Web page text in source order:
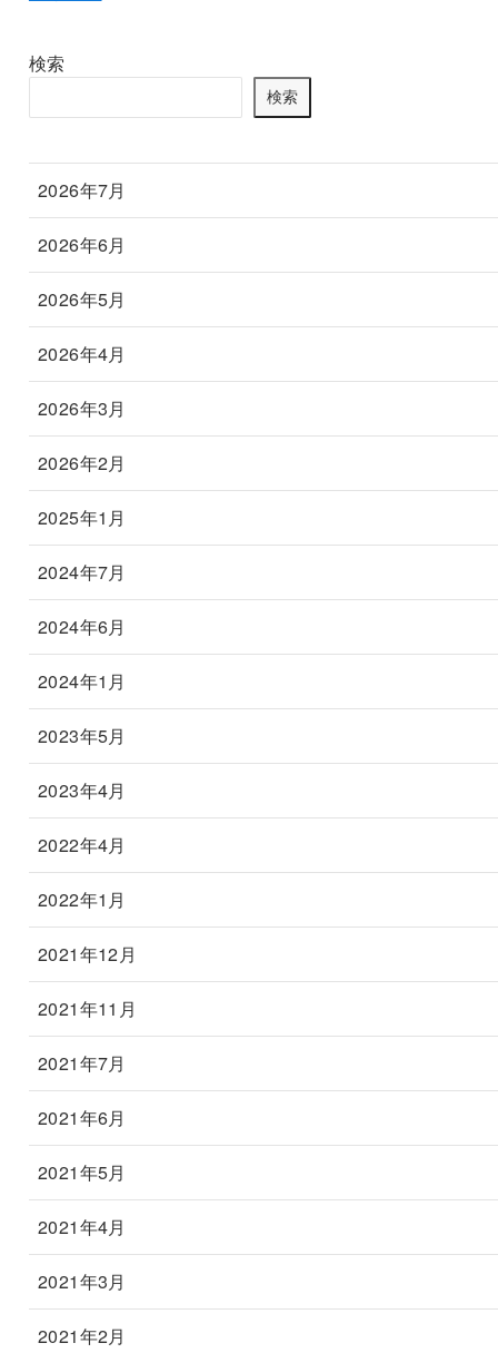
検索
検索
2026年7月
2026年6月
2026年5月
2026年4月
2026年3月
2026年2月
2025年1月
2024年7月
2024年6月
2024年1月
2023年5月
2023年4月
2022年4月
2022年1月
2021年12月
2021年11月
2021年7月
2021年6月
2021年5月
2021年4月
2021年3月
2021年2月